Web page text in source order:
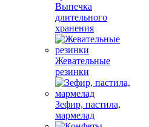
Выпечка
длительного
хранения
Жевательные
резинки
Зефир, пастила,
мармелад